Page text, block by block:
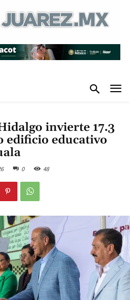
invierte 17.3
edificio educativo
0 48